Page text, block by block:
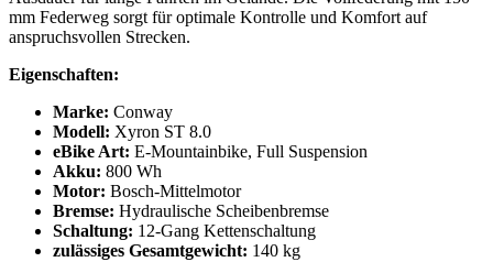
mm Federweg sorgt für optimale Kontrolle und Komfort auf
anspruchsvollen Strecken.
Eigenschaften:
Marke: Conway
Modell: Xyron ST 8.0
eBike Art: E-Mountainbike, Full Suspension
Akku: 800 Wh
Motor: Bosch-Mittelmotor
Bremse: Hydraulische Scheibenbremse
Schaltung: 12-Gang Kettenschaltung
zulässiges Gesamtgewicht: 140 kg